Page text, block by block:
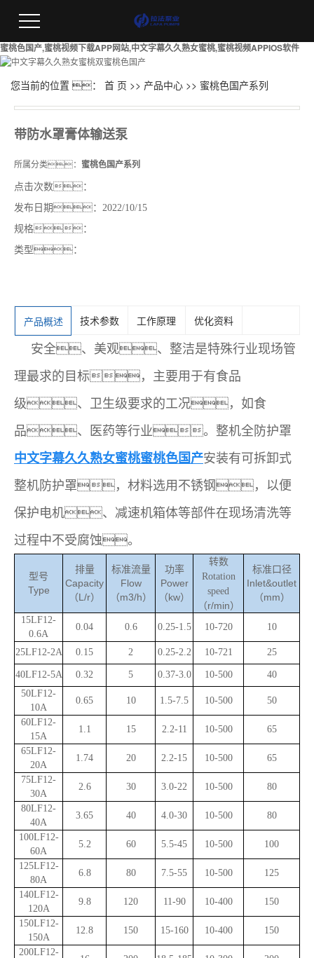
蜜桃色国产,蜜桃视频下载APP网站,中文字幕久久熟女蜜桃,蜜桃视频APPIOS软件
您当前的位置 ： 首 页 >> 产品中心 >> 蜜桃色国产系列
带防水罩膏体输送泵
所属分类： 蜜桃色国产系列
点击次数：
发布日期： 2022/10/15
规格：
类型：
产品概述 技术参数 工作原理 优化资料
安全、美观、整洁是特殊行业现场管
理最求的目标，主要用于有食品
级、卫生级要求的工况，如食
品、医药等行业。整机全防护罩
中文字幕久久熟女蜜桃蜜桃色国产安装有可拆卸式
整机防护罩，材料选用不锈钢，以便
保护电机、减速机箱体等部件在现场清洗等
过程中不受腐蚀。
型号
Type
排量
Capacity
（L/r）
标准流量
Flow
（m3/h）
功率
Power
（kw）
转数
Rotation
speed
（r/min）
标准口径
Inlet&outlet
（mm）
15LF12-
0. 6A
0.04 0. 6 0. 25-1. 5 10-720 10
25LF12-2A 0. 15 2 0.25-2.2 10-721 25
40LF12-5A 0.32 5 0. 37-3.0 10-500
40
50LF12-
10A
0. 65 10 1.5-7.5 10-500 50
60LF12-
15A
1.1 1 5 2.2-11 10-500 65
65LF12-
20A
1.74 20 2.2-1 5 10-500 65
75LF12-
30A
2.6 30 3.0-22 10-500 80
80LF12-
40A
3.65 40 4.0-30 10-500 80
100LF12-
60A
5.2 60 5.5-45 10-500 1 00
125LF12-
80A
6.8 80 7.5-55 10-500 1 25
140LF12-
120A
9.8 120 11-90 10-400 1 50
150LF12-
150A
12.8 150 15-160 10-400 150
200LF12-